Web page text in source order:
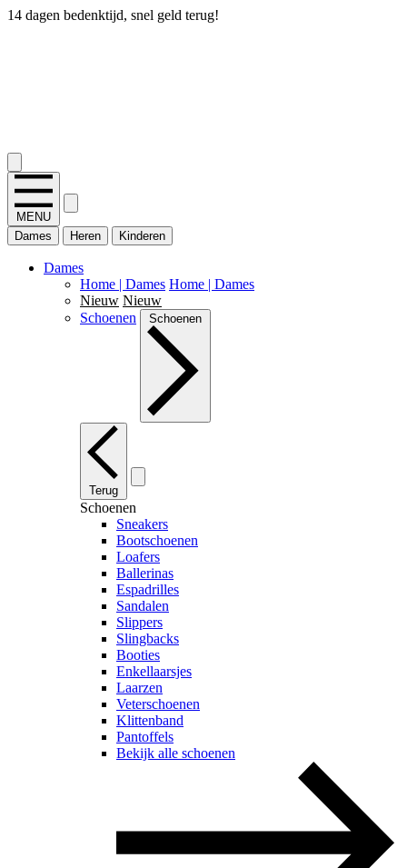
14 dagen bedenktijd, snel geld terug!
MENU
Dames
Heren Kinderen
Dames
Home | Dames Home | Dames
Nieuw Nieuw
Schoenen
Schoenen
Terug
Schoenen
Sneakers
Bootschoenen
Loafers
Ballerinas
Espadrilles
Sandalen
Slippers
Slingbacks
Booties
Enkellaarsjes
Laarzen
Veterschoenen
Klittenband
Pantoffels
Bekijk alle schoenen